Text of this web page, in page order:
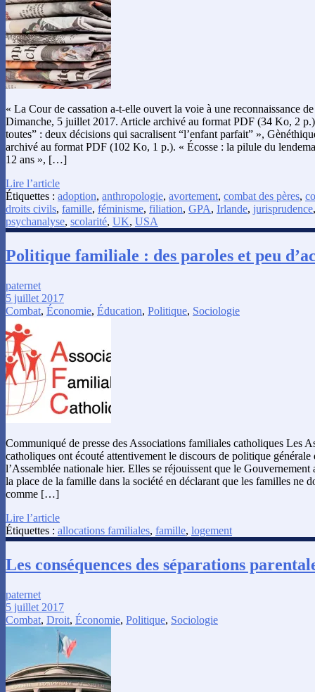
« La Cour de cassation a-t-elle ouvert la voie à une reconnaissance
Dimanche, 5 juillet 2017. Article archivé au format PDF (34 Ko, 2
toutes” : deux décisions qui sacralisent “l’enfant parfait” »,
archivé au format PDF (102 Ko, 1 p.). « Écosse : la pilule du
12 ans », […]
Lire l’article
Étiquettes : adoption, anthropologie, avortement, combat des pères,
droits civils, famille, féminisme, filiation, GPA, Irlande, jurisprudence
psychanalyse, scolarité, UK, USA
Politique familiale : des paroles et peu
paternet
5 juillet 2017
Combat, Économie, Éducation, Politique, Sociologie
Communiqué de presse des Associations familiales catholiques Les
catholiques ont écouté attentivement le discours de politique
l’Assemblée nationale hier. Elles se réjouissent que le
la place de la famille dans la société en déclarant que les familles ne
comme […]
Lire l’article
Étiquettes : allocations familiales, famille, logement
Les conséquences des séparations
paternet
5 juillet 2017
Combat, Droit, Économie, Politique, Sociologie